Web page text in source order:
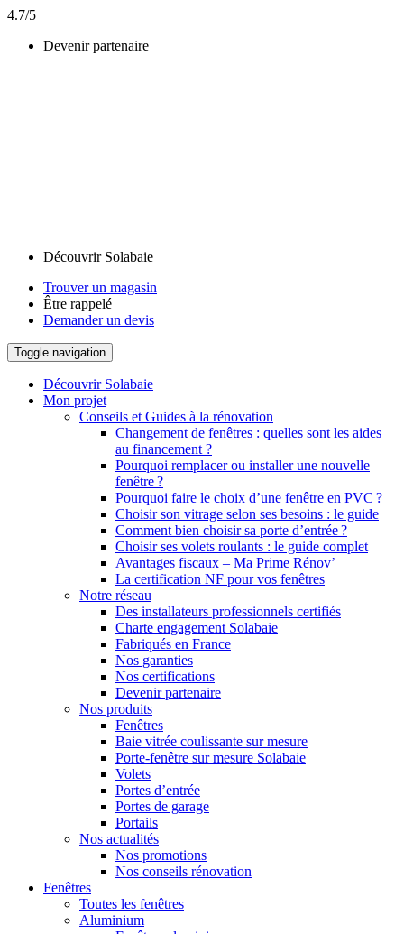
4.7/5
Devenir partenaire
Découvrir Solabaie
Trouver un magasin
Être rappelé
Demander un devis
Toggle navigation
Découvrir Solabaie
Mon projet
Conseils et Guides à la rénovation
Changement de fenêtres : quelles sont les aides
au financement ?
Pourquoi remplacer ou installer une nouvelle
fenêtre ?
Pourquoi faire le choix d’une fenêtre en PVC ?
Choisir son vitrage selon ses besoins : le guide
Comment bien choisir sa porte d’entrée ?
Choisir ses volets roulants : le guide complet
Avantages fiscaux – Ma Prime Rénov’
La certification NF pour vos fenêtres
Notre réseau
Des installateurs professionnels certifiés
Charte engagement Solabaie
Fabriqués en France
Nos garanties
Nos certifications
Devenir partenaire
Nos produits
Fenêtres
Baie vitrée coulissante sur mesure
Porte-fenêtre sur mesure Solabaie
Volets
Portes d’entrée
Portes de garage
Portails
Nos actualités
Nos promotions
Nos conseils rénovation
Fenêtres
Toutes les fenêtres
Aluminium